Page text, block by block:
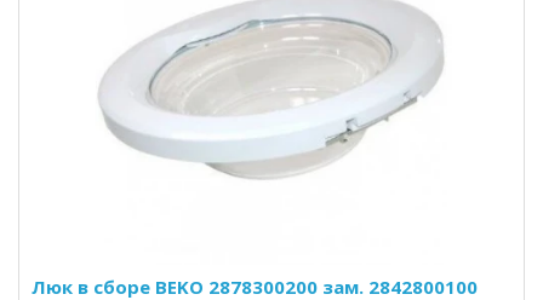
Люк в сборе BEKO 2878300200 зам. 2842800100